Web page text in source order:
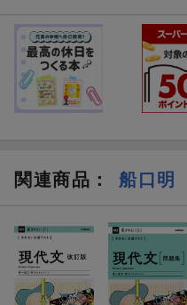
関連商品 ： 船口明